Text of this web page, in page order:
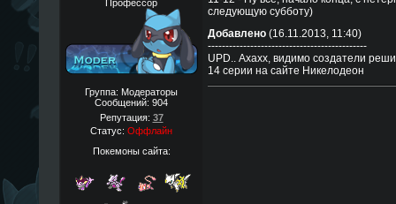
Профессор
Группа: Модераторы
Сообщений: 904
Репутация: 37
Статус: Оффлайн
Покемоны сайта:
следующую субботу)
Добавлено(16.11.2013, 11:40)
---------------------------------------------
UPD.. Ахахх, видимо создатели
14 серии на сайте Никелодеон